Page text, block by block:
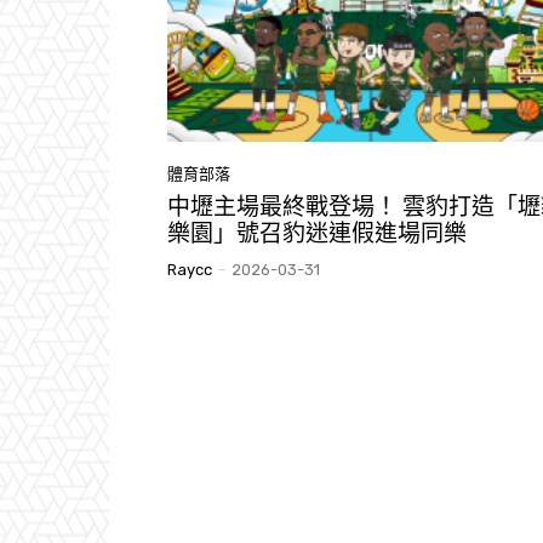
體育部落
中壢主場最終戰登場！ 雲豹打造「
樂園」號召豹迷連假進場同樂
Raycc - 2026-03-31